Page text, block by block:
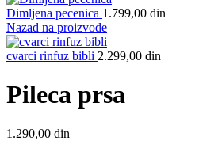
Dimljena pecenica 1.799,00 din
Nazad na proizvode
cvarci rinfuz bibli 2.299,00 din
Pileca prsa
1.290,00 din